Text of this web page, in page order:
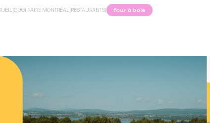
|QUOI FAIRE MONTRÉAL |RESTAURANTS| four à bois